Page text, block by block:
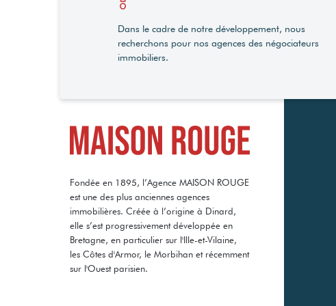
Dans le cadre de notre développement, nous
recherchons pour nos agences des négociateurs
immobiliers.
Fondée en 1895, l’Agence MAISON ROUGE
est une des plus anciennes agences
immobilières. Créée à l’origine à Dinard,
elle s’est progressivement développée en
Bretagne, en particulier sur l'Ille-et-Vilaine,
les Côtes d'Armor, le Morbihan et récemment
sur l'Ouest parisien.